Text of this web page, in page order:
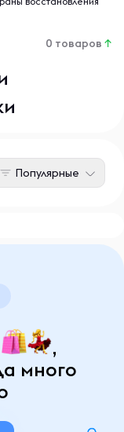
0 товаров ↑
Популярные
,
много